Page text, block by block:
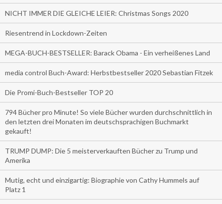
NICHT IMMER DIE GLEICHE LEIER: Christmas Songs 2020
Riesentrend in Lockdown-Zeiten
MEGA-BUCH-BESTSELLER: Barack Obama - Ein verheißenes Land
media control Buch-Award: Herbstbestseller 2020 Sebastian Fitzek
Die Promi-Buch-Bestseller TOP 20
794 Bücher pro Minute! So viele Bücher wurden durchschnittlich in
den letzten drei Monaten im deutschsprachigen Buchmarkt
gekauft!
TRUMP DUMP: Die 5 meisterverkauften Bücher zu Trump und
Amerika
Mutig, echt und einzigartig: Biographie von Cathy Hummels auf
Platz 1